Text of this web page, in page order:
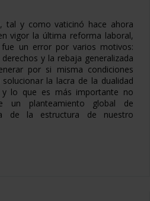
tal y como vaticinó hace ahora
vigor la última reforma laboral,
un error por varios motivos:
y la rebaja generalizada
por si misma condiciones
la lacra de la dualidad
lo que es más importante no
un planteamiento global de
de la estructura de nuestro